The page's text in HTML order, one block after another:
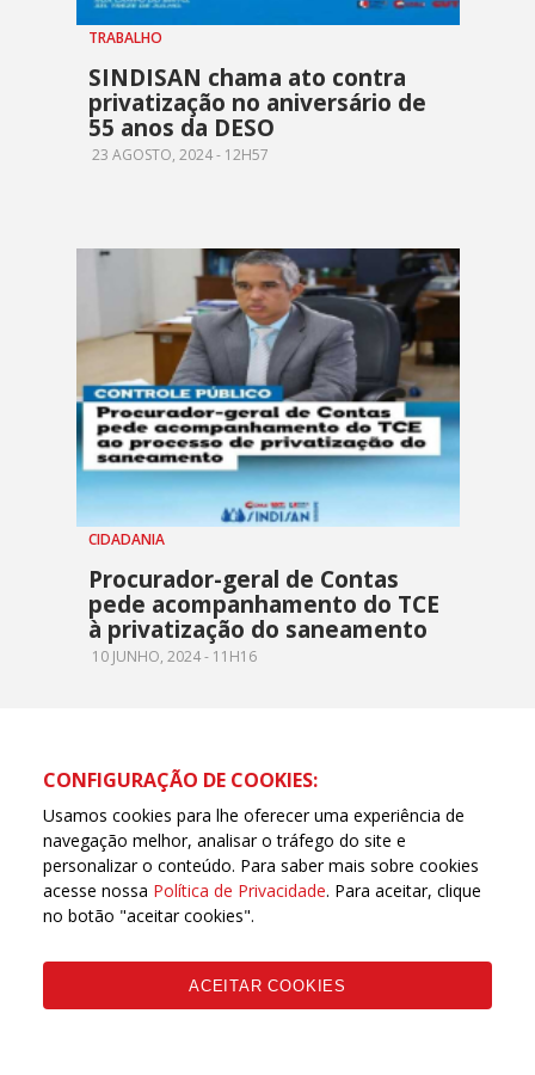
TRABALHO
SINDISAN chama ato contra
privatização no aniversário de
55 anos da DESO
23 AGOSTO, 2024 - 12H57
CIDADANIA
Procurador-geral de Contas
pede acompanhamento do TCE
à privatização do saneamento
10 JUNHO, 2024 - 11H16
CONFIGURAÇÃO DE COOKIES:
Usamos cookies para lhe oferecer uma experiência de
navegação melhor, analisar o tráfego do site e
personalizar o conteúdo. Para saber mais sobre cookies
acesse nossa Política de Privacidade. Para aceitar, clique
no botão "aceitar cookies".
ACEITAR COOKIES